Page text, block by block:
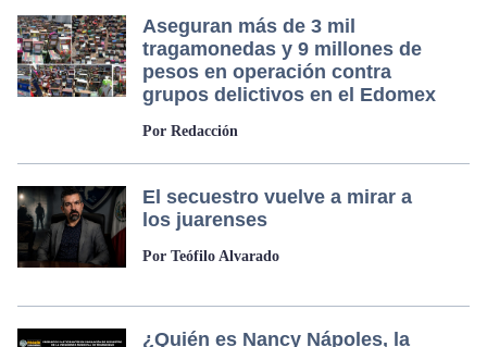
Aseguran más de 3 mil
tragamonedas y 9 millones de
pesos en operación contra
grupos delictivos en el Edomex
Por Redacción
El secuestro vuelve a mirar a
los juarenses
Por Teófilo Alvarado
¿Quién es Nancy Nápoles, la